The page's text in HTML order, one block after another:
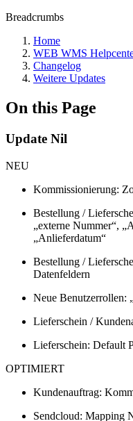
Breadcrumbs
Home
WEB WMS
Changelog
Weitere Updates
On this Page
Update Nil
NEU
Kommissionierung:
Bestellung /
„externe Nummer“,
„Anlieferdatum“
Bestellung /
Datenfeldern
Neue Benutzerrollen:
Lieferschein /
Lieferschein: Default
OPTIMIERT
Kundenauftrag:
Sendcloud: Mapping